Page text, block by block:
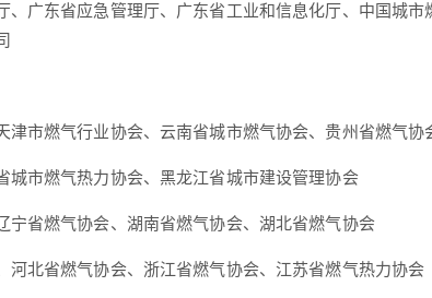
、广东省应急管理厅、广东省工业和信息化厅、中国城
津市燃气行业协会、云南省城市燃气协会、贵州省燃气协
城市燃气热力协会、黑龙江省城市建设管理协会
宁省燃气协会、湖南省燃气协会、湖北省燃气协会
河北省燃气协会、浙江省燃气协会、江苏省燃气热力协会